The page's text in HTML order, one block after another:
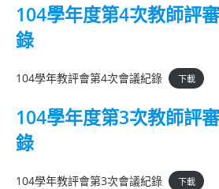
104學年度第4次教師評
錄
104學年教評會第4次會議紀錄 下載
104學年度第3次教師評
錄
104學年教評會第3次會議紀錄 下載